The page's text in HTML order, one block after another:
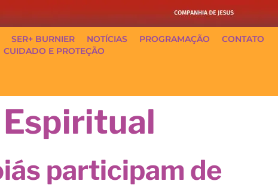
SER+ BURNIER NOTÍCIAS PROGRAMAÇÃO
CONTATO
CUIDADO E PROTEÇÃO
participam de